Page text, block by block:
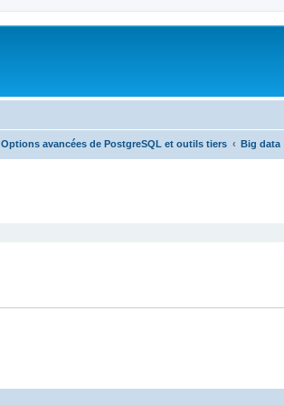
Options avancées de PostgreSQL et outils tiers Big data